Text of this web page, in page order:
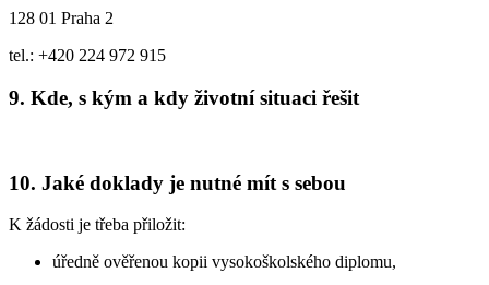
128 01 Praha 2
tel.: +420 224 972 915
9. Kde, s kým a kdy životní situaci řešit
10. Jaké doklady je nutné mít s sebou
K žádosti je třeba přiložit:
úředně ověřenou kopii vysokoškolského diplomu,